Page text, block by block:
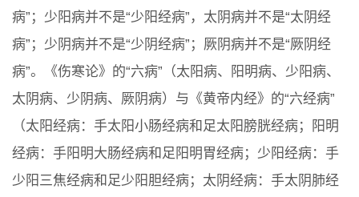
病”；少阳病并不是“少阳经病”，太阴病并不是“太阴经
病”；少阴病并不是“少阴经病”；厥阴病并不是“厥阴经
病”。《伤寒论》的“六病”（太阳病、阳明病、少阳病、
太阴病、少阴病、厥阴病）与《黄帝内经》的“六经病”
（太阳经病：手太阳小肠经病和足太阳膀胱经病；阳明
经病：手阳明大肠经病和足阳明胃经病；少阳经病：手
少阳三焦经病和足少阳胆经病；太阴经病：手太阴肺经